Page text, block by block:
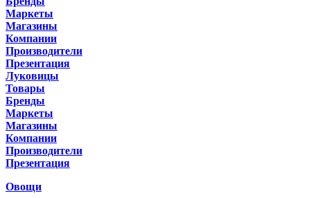
Маркеты
Магазины
Компании
Производители
Презентация
Луковицы
Товары
Бренды
Маркеты
Магазины
Компании
Производители
Презентация
Овощи